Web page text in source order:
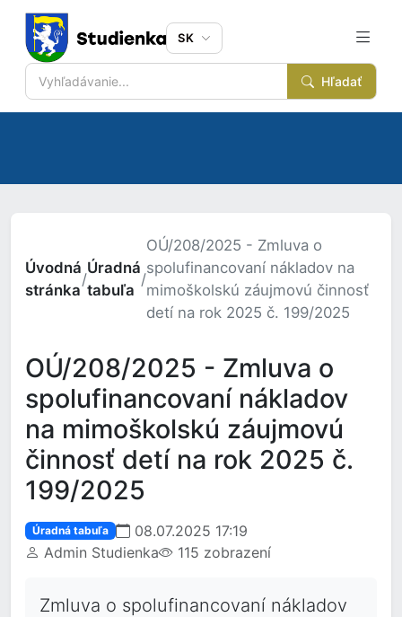
Hľadať
SK
Úvodná
stránka
/
Úradná
tabuľa
/
OÚ/208/2025 - Zmluva o
spolufinancovaní nákladov na
mimoškolskú záujmovú činnosť
detí na rok 2025 č. 199/2025
OÚ/208/2025 - Zmluva o
spolufinancovaní nákladov
na mimoškolskú záujmovú
činnosť detí na rok 2025 č.
199/2025
Úradná tabuľa
08.07.2025 17:19
Admin Studienka
115 zobrazení
Zmluva o spolufinancovaní nákladov